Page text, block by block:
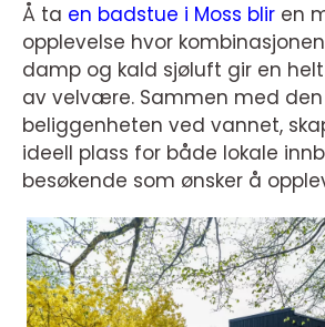
Å ta en badstue i Moss blir en
opplevelse hvor
damp og kald sjøluft gir en
av velvære. Sammen med den
beliggenheten ved vannet,
ideell plass for både lokale
besøkende som ønsker å